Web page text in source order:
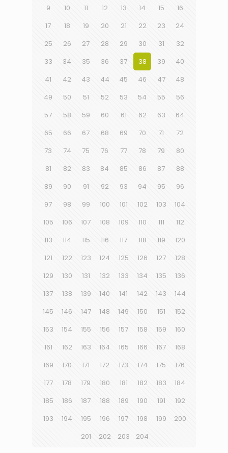
9
10 11 12 13 14 15
16
17
18 19 20 21 22 23
24
25
26 27 28 29 30 31
32
33
34 35 36 37 38 39
40
41
42 43 44 45 46 47
48
49
50 51 52 53 54 55
56
57
58 59 60 61 62 63
64
65
66 67 68 69 70 71
72
73
74 75 76 77 78 79
80
81
82 83 84 85 86 87
88
89
90 91 92 93 94 95
96
97
98 99 100 101 102 103
104
105
106 107 108 109 110 111
112
113
114 115 116 117 118 119
120
121
122 123 124 125 126 127
128
129
130 131 132 133 134 135
136
137
138 139 140 141 142 143
144
145
146 147 148 149 150 151
152
153
154 155 156 157 158 159
160
161
162 163 164 165 166 167
168
169
170 171 172 173 174 175
176
177
178 179 180 181 182 183
184
185
186 187 188 189 190 191
192
193
194 195 196 197 198 199
200
201
202 203 204